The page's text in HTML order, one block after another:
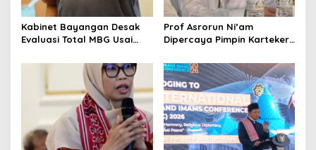
Kabinet Bayangan Desak
Evaluasi Total MBG Usai
Massal
Prof Asrorun Ni’am
Dipercaya Pimpin Karteker
Regenerasi Kepemimpinan
NU